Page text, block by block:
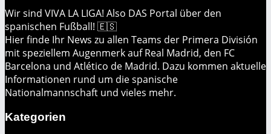
Wir sind VIVA LA LIGA! Also DAS Portal über den
spanischen Fußball! 🇪🇸
Hier finde Ihr News zu allen Teams der Primera División
mit speziellem Augenmerk auf Real Madrid, den FC
Barcelona und Atlético de Madrid. Dazu kommen aktuelle
Informationen rund um die spanische
Nationalmannschaft und vieles mehr.
Kategorien